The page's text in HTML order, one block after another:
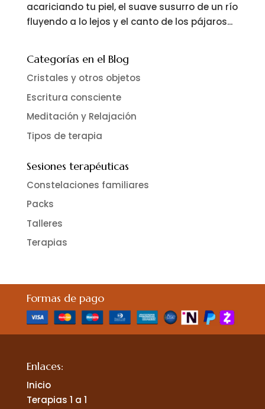
acariciando tu piel, el suave susurro de un río
fluyendo a lo lejos y el canto de los pájaros...
Categorías en el Blog
Cristales y otros objetos
Escritura consciente
Meditación y Relajación
Tipos de terapia
Sesiones terapéuticas
Constelaciones familiares
Packs
Talleres
Terapias
Formas de pago
Enlaces:
Inicio
Terapias 1 a 1